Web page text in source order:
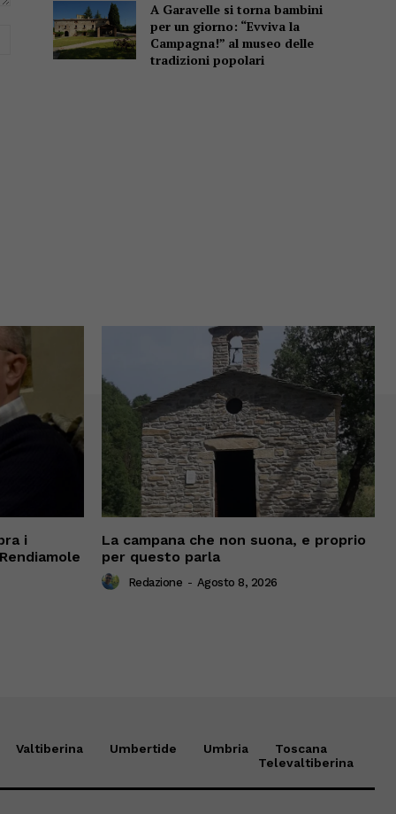
Website:
A Garavelle si torna bambini
per un giorno: “Evviva la
Campagna!” al museo delle
tradizioni popolari
i
La campana che non suona, e proprio
per questo parla
Redazione - Agosto 8, 2026
Valtiberina Umbertide Umbria
Toscana
Televaltiberina